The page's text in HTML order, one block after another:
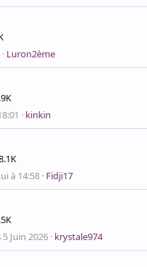
Luron2ème
kinkin
à 14:58 Fidji17
5 Juin 2026 krystale974